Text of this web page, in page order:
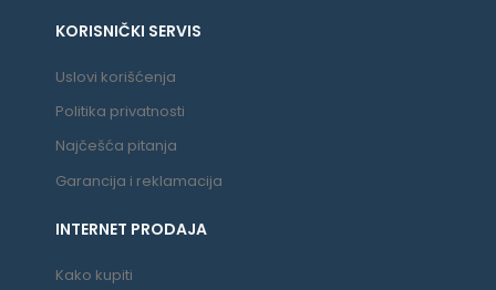
KORISNIČKI SERVIS
Uslovi korišćenja
Politika privatnosti
Najčešća pitanja
Garancija i reklamacija
INTERNET PRODAJA
Kako kupiti